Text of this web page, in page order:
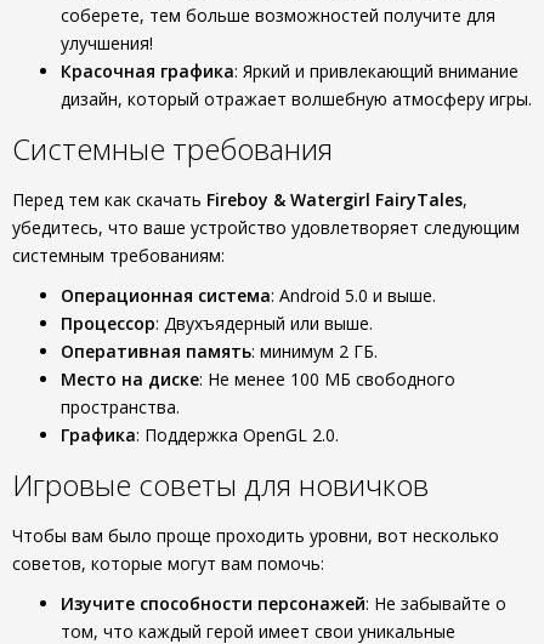
соберете, тем больше возможностей получите для
улучшения!
Красочная графика: Яркий и привлекающий внимание
дизайн, который отражает волшебную атмосферу игры.
Системные требования
Перед тем как скачать Fireboy & Watergirl FairyTales,
убедитесь, что ваше устройство удовлетворяет следующим
системным требованиям:
Операционная система: Android 5.0 и выше.
Процессор: Двухъядерный или выше.
Оперативная память: минимум 2 ГБ.
Место на диске: Не менее 100 МБ свободного
пространства.
Графика: Поддержка OpenGL 2.0.
Игровые советы для новичков
Чтобы вам было проще проходить уровни, вот несколько
советов, которые могут вам помочь:
Изучите способности персонажей: Не забывайте о
том, что каждый герой имеет свои уникальные